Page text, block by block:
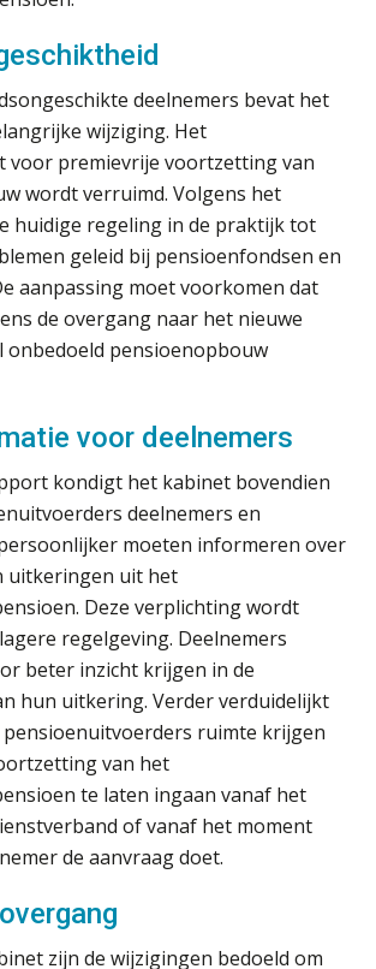
deelnemers bevat het
wijziging. Het
voor premievrije voortzetting van
wordt verruimd. Volgens het
huidige regeling in de praktijk tot
geleid bij pensioenfondsen en
aanpassing moet voorkomen dat
de overgang naar het nieuwe
onbedoeld pensioenopbouw
voor deelnemers
kondigt het kabinet bovendien
deelnemers en
moeten informeren over
uitkeringen uit het
Deze verplichting wordt
regelgeving. Deelnemers
beter inzicht krijgen in de
hun uitkering. Verder verduidelijkt
ruimte krijgen
van het
te laten ingaan vanaf het
of vanaf het moment
de aanvraag doet.
zijn de wijzigingen bedoeld om
tuchtrechtspraak advocatuur is
belast met btw
Informer Money genomineerd voor
Best FinTech Startup of the Year
België
Wwft-compliance in 2026: doen we
het beter dan vorig jaar?
ICT & AI | Volledig automatische
factuurverwerking: zo kom je er
transitie in verband met de Wet
toekomst pensioenen voor de
werkgever
Verstoorde arbeidsrelatie als
ontslaggrond: zo begeleid je jouw
klant
Duizenden Nederlanders in de knel
door Amerikaanse belastingwet
Het functiegemak van de INT bij
adviezen over en aangiften van erf-
en schenkbelasting.
Zomer. Tijd om je loopbaan onder
Q Home: DAC7-compliant opschalen
als verhuurplatform voor